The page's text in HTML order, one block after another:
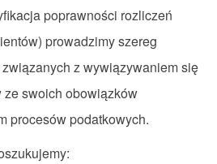
poprawności rozliczeń
prowadzimy szereg
z wywiązywaniem się
swoich obowiązków
procesów podatkowych.